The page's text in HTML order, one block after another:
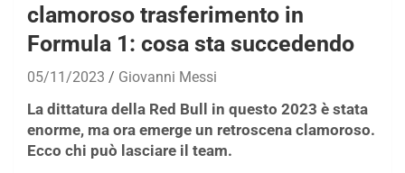
clamoroso trasferimento in
Formula 1: cosa sta succedendo
05/11/2023 Giovanni Messi
La dittatura della Red Bull in questo 2023 è stata
enorme, ma ora emerge un retroscena clamoroso.
Ecco chi può lasciare il team.